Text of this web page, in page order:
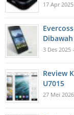
17 Apr
Dibawah
3 Des 2025 -
Review
U7015
27 Mei